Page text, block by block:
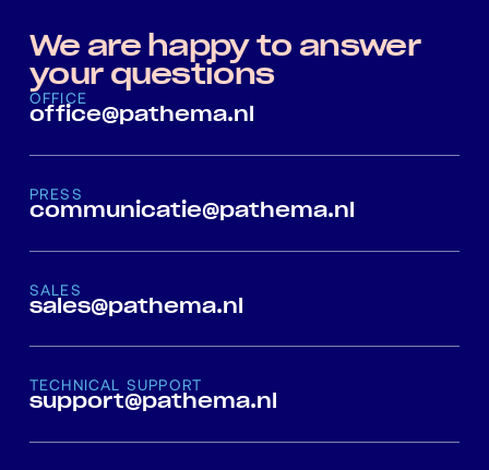
We are happy to answer
your questions
OFFICE
office@pathema.nl
PRESS
communicatie@pathema.nl
SALES
sales@pathema.nl
TECHNICAL SUPPORT
support@pathema.nl